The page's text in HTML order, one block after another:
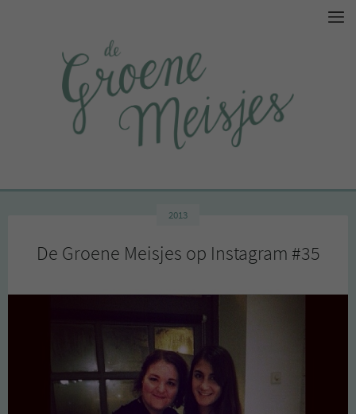
2013
De Groene Meisjes op Instagram #35